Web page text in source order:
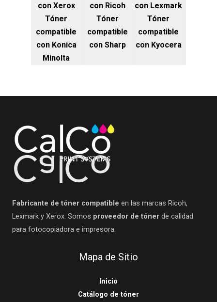
con Xerox
con Ricoh
con Lexmark
Tóner
compatible
con Konica
Minolta
Tóner
compatible
con Sharp
Tóner
compatible
con Kyocera
Fabricante de tóner compatible en las marcas Ricoh,
Lexmark y Xerox. Somos proveedor de tóner de calidad
para fotocopiadora e impresora.
Mapa de Sitio
Inicio
Catálogo de tóner